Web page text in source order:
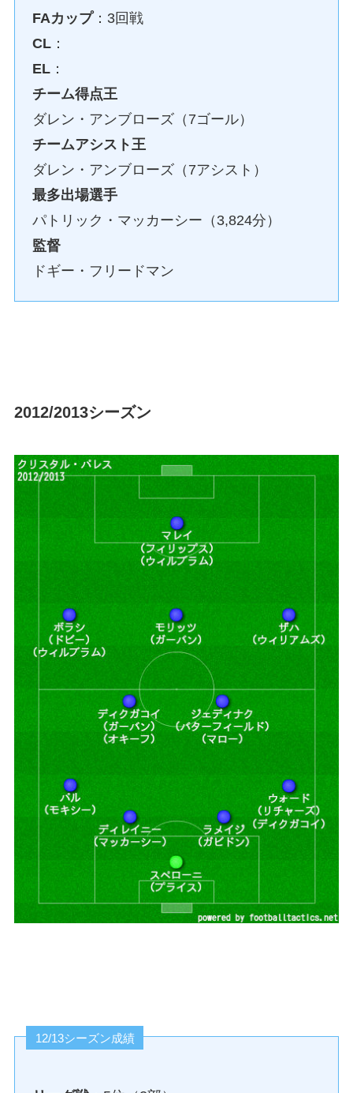
FAカップ：3回戦
CL ：
EL ：
チーム得点王
ダレン・アンブローズ（7ゴール）
チームアシスト王
ダレン・アンブローズ（7アシスト）
最多出場選手
パトリック・マッカーシー（3,824分）
監督
ドギー・フリードマン
2012/2013シーズン
12/13シーズン成績